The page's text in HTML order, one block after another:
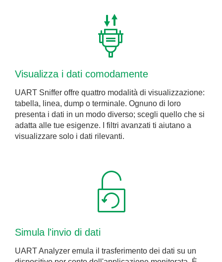
Visualizza i dati comodamente
UART Sniffer offre quattro modalità di visualizzazione:
tabella, linea, dump o terminale. Ognuno di loro
presenta i dati in un modo diverso; scegli quello che si
adatta alle tue esigenze. I filtri avanzati ti aiutano a
visualizzare solo i dati rilevanti.
Simula l'invio di dati
UART Analyzer emula il trasferimento dei dati su un